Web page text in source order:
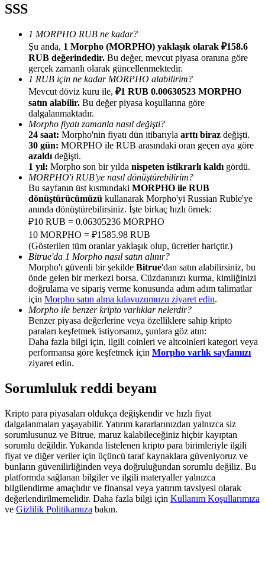
Yönlendirme
Arkadaşını davet et, nakit ödüller kazan
Deposit CASHCAT & Win
Deposit CASHCAT & Win
Share 500000 CASHCAT prize pool
Exclusive for BitMart Users
Register & Trade to Win 500,000 USDT
Trade Gold & Silver · 33,333 USDT Bonus
USDT New User Exclusive 10% APR
USDT Flexible Staking | Daily Rewards
SSS
1 MORPHO RUB ne kadar?
Şu anda, 1 Morpho (MORPHO) yaklaşık olarak ₽158.6
RUB değerindedir. Bu değer, mevcut piyasa oranına göre
gerçek zamanlı olarak güncellenmektedir.
1 RUB için ne kadar MORPHO alabilirim?
Mevcut döviz kuru ile, ₽1 RUB 0.00630523 MORPHO
satın alabilir. Bu değer piyasa koşullarına göre
dalgalanmaktadır.
Morpho fiyatı zamanla nasıl değişti?
24 saat: Morpho'nin fiyatı dün itibarıyla arttı biraz değişti.
30 gün: MORPHO ile RUB arasındaki oran geçen aya göre
azaldı değişti.
1 yıl: Morpho son bir yılda nispeten istikrarlı kaldı gördü.
MORPHO'i RUB'ye nasıl dönüştürebilirim?
Bu sayfanın üst kısmındaki MORPHO ile RUB
dönüştürücümüzü kullanarak Morpho'yi Russian Ruble'ye
anında dönüştürebilirsiniz. İşte birkaç hızlı örnek:
₽10 RUB = 0.06305236 MORPHO
10 MORPHO = ₽1585.98 RUB
(Gösterilen tüm oranlar yaklaşık olup, ücretler hariçtir.)
Bitrue'da 1 Morpho nasıl satın alınır?
Morpho'ı güvenli bir şekilde Bitrue'dan satın alabilirsiniz, bu
önde gelen bir merkezi borsa. Cüzdanınızı kurma, kimliğinizi
doğrulama ve sipariş verme konusunda adım adım talimatlar
için Morpho satın alma kılavuzumuzu ziyaret edin.
Morpho ile benzer kripto varlıklar nelerdir?
Benzer piyasa değerlerine veya özelliklere sahip kripto
paraları keşfetmek istiyorsanız, şunlara göz atın:
Daha fazla bilgi için, ilgili coinleri ve altcoinleri kategori veya
performansa göre keşfetmek için Morpho varlık sayfamızı
ziyaret edin.
Sorumluluk reddi beyanı
Kripto para piyasaları oldukça değişkendir ve hızlı fiyat
dalgalanmaları yaşayabilir. Yatırım kararlarınızdan yalnızca siz
sorumlusunuz ve Bitrue, maruz kalabileceğiniz hiçbir kayıptan
sorumlu değildir. Yukarıda listelenen kripto para birimleriyle ilgili
fiyat ve diğer veriler için üçüncü taraf kaynaklara güveniyoruz ve
bunların güvenilirliğinden veya doğruluğundan sorumlu değiliz. Bu
platformda sağlanan bilgiler ve ilgili materyaller yalnızca
bilgilendirme amaçlıdır ve finansal veya yatırım tavsiyesi olarak
değerlendirilmemelidir. Daha fazla bilgi için Kullanım Koşullarımıza
ve Gizlilik Politikamıza bakın.